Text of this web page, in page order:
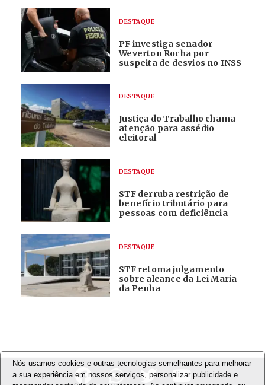
DESTAQUE
PF investiga senador
Weverton Rocha por
suspeita de desvios no INSS
DESTAQUE
Justiça do Trabalho chama
atenção para assédio
eleitoral
DESTAQUE
STF derruba restrição de
benefício tributário para
pessoas com deficiência
DESTAQUE
STF retoma julgamento
sobre alcance da Lei Maria
da Penha
Nós usamos cookies e outras tecnologias semelhantes para melhorar
a sua experiência em nossos serviços, personalizar publicidade e